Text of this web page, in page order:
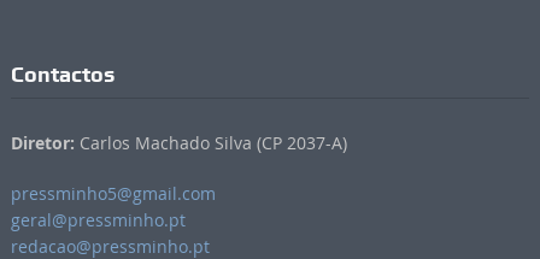
Contactos
Diretor: Carlos Machado Silva (CP 2037-A)
pressminho5@gmail.com
geral@pressminho.pt
redacao@pressminho.pt